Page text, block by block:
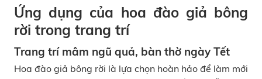
Ứng dụng của hoa đào giả bông
rời trong trang trí
Trang trí mâm ngũ quả, bàn thờ ngày Tết
Hoa đào giả bông rời là lựa chọn hoàn hảo để làm mới